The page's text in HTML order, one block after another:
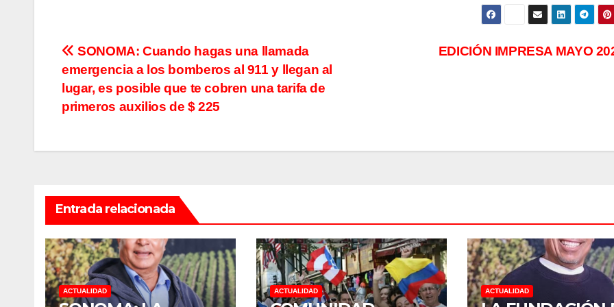
Navegación
de
entradas
EDICIÓN IMPRESA MAYO
SONOMA: Cuando hagas una llamada
emergencia a los bomberos al 911 y llegan al
lugar, es posible que te cobren una tarifa de
primeros auxilios de $ 225
Entrada relacionada
ACTUALIDAD ACTUALIDAD ACTUALIDAD